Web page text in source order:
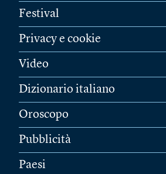
Festival
Privacy e cookie
Video
Dizionario italiano
Oroscopo
Pubblicità
Paesi